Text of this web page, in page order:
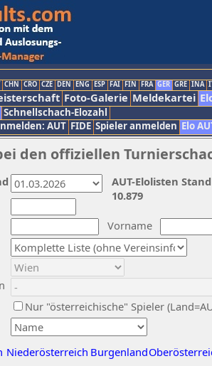
CHN CRO CZE DEN ENG ESP FAI FIN FRA GER GRE INA
Foto-Galerie Meldekartei
Schnellschach-Elozahl
AUT FIDE Spieler anmelden Elo
den offiziellen
Vorname
Nur "österreichische" Spieler
Niederösterreich Burgenland
AUT-Elolisten
10.879